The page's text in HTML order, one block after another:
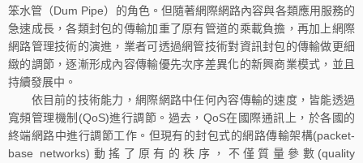
笨水管（Dum Pipe）的角色。但隨著網際網路內容與各類應用服務的
急速成長，各類封包的傳輸加重了原有管道的乘載負擔，再加上網際
網路管理技術的演進，業者可透過網管技術對資訊封包的傳輸做更細
緻的調節，逐漸形成內容傳輸優先次序差異化的新興商業模式，並且
持續發展中。
依目前的技術能力，網際網路中任何內容傳輸的速度，皆能透過
寬頻管理機制(QoS)進行調節。過去，QoS在國際通訊上，於各國的
終端網路中進行調節工作。但現有的封包式的網路傳輸架構(packet-
base networks)動搖了原有的秩序，不僅質量參數(quality